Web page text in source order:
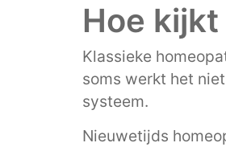
Hoe
Klassieke
soms werkt het
systeem.
Nieuwetijds